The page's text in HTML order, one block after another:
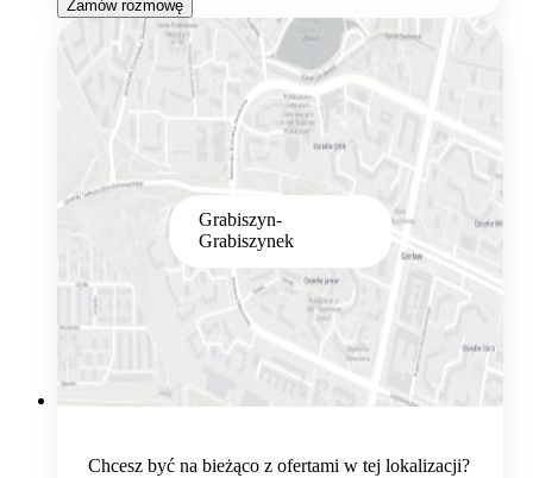
Zamów rozmowę
Grabiszyn-
Grabiszynek
Chcesz być na bieżąco z ofertami w tej lokalizacji?